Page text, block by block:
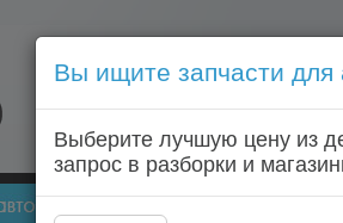
Голосовой запрос
Главная
Вы ищите запчасти для
Выберите лучшую цену из
запрос в разборки и